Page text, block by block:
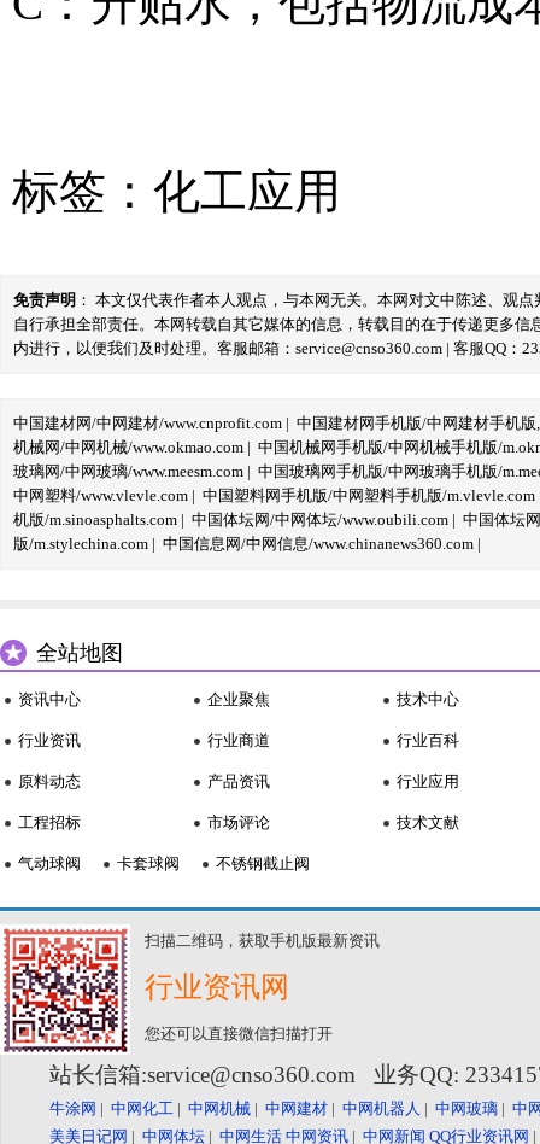
标签： 化工应用
免责声明 ： 本文仅代表作者本人观点，与本网无关。本网对文中陈述、观
自行承担全部责任。本网转载自其它媒体的信息，转载目的在于传递更多
内进行，以便我们及时处理。客服邮箱：service@cnso360.com | 客服QQ：
中国建材网/中网建材/www.cnprofit.com | 中国建材网手机版/中网建材手机版
机械网/中网机械/www.okmao.com | 中国机械网手机版/中网机械手机版/
玻璃网/中网玻璃/www.meesm.com | 中国玻璃网手机版/中网玻璃手机版/
中网塑料/www.vlevle.com | 中国塑料网手机版/中网塑料手机版/m.vlevle.com
机版/m.sinoasphalts.com | 中国体坛网/中网体坛/www.oubili.com | 中国体坛
版/m.stylechina.com | 中国信息网/中网信息/www.chinanews360.com |
全站地图
资讯中心
行业资讯
原料动态
工程招标
企业聚焦
行业商道
产品资讯
市场评论
技术中心
行业百科
行业应用
技术文献
气动球阀 卡套球阀 不锈钢截止阀
扫描二维码，获取手机版最新资讯
行业资讯网
您还可以直接微信扫描打开
站长信箱:service@cnso360.com 业务QQ:
牛涂网 | 中网化工 | 中网机械 | 中网建材 | 中网机器人 | 中网玻璃 | 中
美美日记网 | 中网体坛 | 中网生活 中网资讯 | 中网新闻 QQ行业资讯网